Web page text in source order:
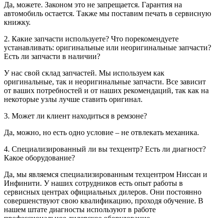
Да, можете. Законом это не запрещается. Гарантия на
автомобиль остается. Также мы поставим печать в сервисную
книжку.
2. Какие запчасти используете? Что порекомендуете
устанавливать: оригинальные или неоригинальные запчасти?
Есть ли запчасти в наличии?
У нас свой склад запчастей. Мы используем как
оригинальные, так и неоригинальные запчасти. Все зависит
от ваших потребностей и от наших рекомендаций, так как на
некоторые узлы лучше ставить оригинал.
3. Может ли клиент находиться в ремзоне?
Да, можно, но есть одно условие – не отвлекать механика.
4. Специализированный ли вы техцентр? Есть ли диагност?
Какое оборудование?
Да, мы являемся специализированным техцентром Ниссан и
Инфинити. У наших сотрудников есть опыт работы в
сервисных центрах официальных дилеров. Они постоянно
совершенствуют свою квалификацию, проходя обучение. В
нашем штате диагносты используют в работе